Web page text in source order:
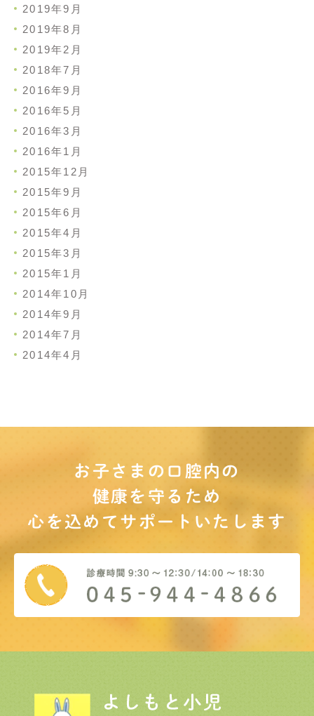
2019年9月
2019年8月
2019年2月
2018年7月
2016年9月
2016年5月
2016年3月
2016年1月
2015年12月
2015年9月
2015年6月
2015年4月
2015年3月
2015年1月
2014年10月
2014年9月
2014年7月
2014年4月
お子さまの口腔内の
健康を守るため
心を込めてサポート いたします